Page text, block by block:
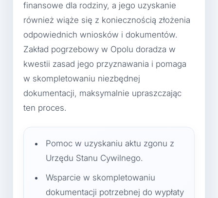
finansowe dla rodziny, a jego uzyskanie
również wiąże się z koniecznością złożenia
odpowiednich wniosków i dokumentów.
Zakład pogrzebowy w Opolu doradza w
kwestii zasad jego przyznawania i pomaga
w skompletowaniu niezbędnej
dokumentacji, maksymalnie upraszczając
ten proces.
Pomoc w uzyskaniu aktu zgonu z
Urzędu Stanu Cywilnego.
Wsparcie w skompletowaniu
dokumentacji potrzebnej do wypłaty